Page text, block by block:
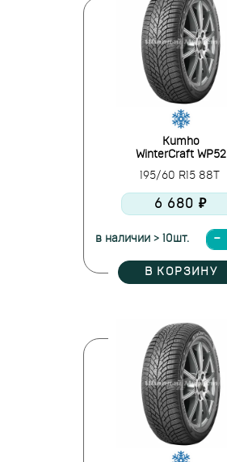
Kumho
WinterCraft WP52
195/60 R15 88T
6 680 ₽
в наличии > 10шт.
В КОРЗИНУ